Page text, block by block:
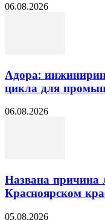
06.08.2026
Адора:
цикла для
06.08.2026
Названа причина
Красноярском
05.08.2026